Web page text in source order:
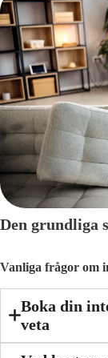
Den grundliga
Vanliga frågor om
Boka din
veta